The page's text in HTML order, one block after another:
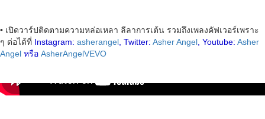
• เปิดวาร์ปติดตามความหล่อเหลา ลีลาการเต้น รวมถึงเพลงคัฟเวอร์เพราะ
ๆ ต่อได้ที่ Instagram: asherangel , Twitter: Asher Angel , Youtube: Asher
Angel หรือ AsherAngelVEVO